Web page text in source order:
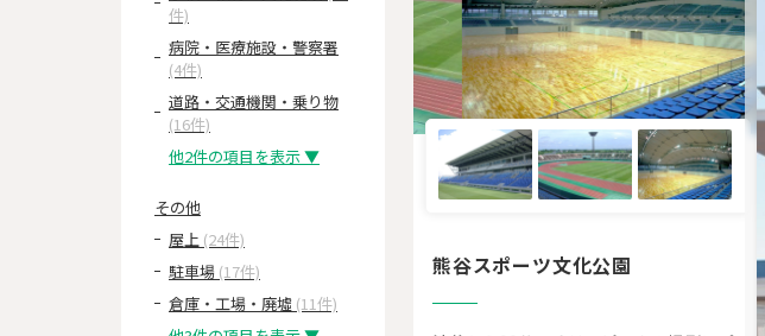
熊谷スポーツ文化公園
件)
病院・医療施設・警察署
(4件)
道路・交通機関・乗り物
(16件)
他2件の項目を表示 ▼
その他
屋上 (24件)
駐車場 (17件)
倉庫・工場・廃墟 (11件)